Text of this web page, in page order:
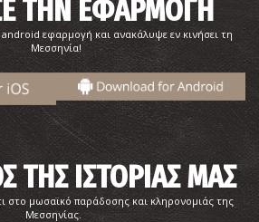
ΤΗΝ ΕΦΑΡΜΟΓΗ
εφαρμογή και ανακάλυψε εν κινήσει τη
Μεσσηνία!
ΤΗΣ ΙΣΤΟΡΙΑΣ ΜΑΣ
στο μωσαϊκό παράδοσης και κληρονομιάς της
Μεσσηνίας.